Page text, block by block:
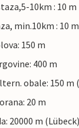
10km : 10 m
min.10km : 10 m
150 m
400 m
obale: 150 m
20 m
20000 m (Lübeck)